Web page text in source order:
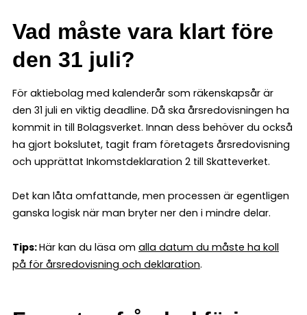
Vad måste vara klart före
den 31 juli?
För aktiebolag med kalenderår som räkenskapsår är
den 31 juli en viktig deadline. Då ska årsredovisningen ha
kommit in till Bolagsverket. Innan dess behöver du också
ha gjort bokslutet, tagit fram företagets årsredovisning
och upprättat Inkomstdeklaration 2 till Skatteverket.
Det kan låta omfattande, men processen är egentligen
ganska logisk när man bryter ner den i mindre delar.
Tips:Här kan du läsa om alla datum du måste ha koll
på för årsredovisning och deklaration.